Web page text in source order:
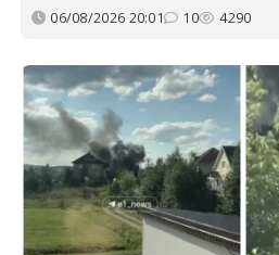
06/08/2026 20:01 10 4290